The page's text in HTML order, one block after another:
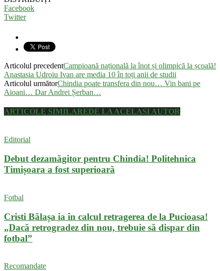
Facebook
Twitter
Articolul precedentCampioană națională la înot și olimpică la școală!
Anastasia Udroiu Ivan are media 10 în toți anii de studii
Articolul următorChindia poate transfera din nou… Vin bani pe
Aioani… Dar Andrei Șerban…
ARTICOLE SIMILAREDE LA ACELAȘI AUTOR
Editorial
Debut dezamăgitor pentru Chindia! Politehnica
Timișoara a fost superioară
Fotbal
Cristi Bălașa ia în calcul retragerea de la Pucioasa!
„Dacă retrogradez din nou, trebuie să dispar din
fotbal”
Recomandate